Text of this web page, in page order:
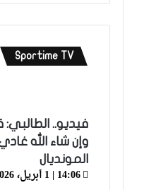
Sportime TV
فيديو.. الطالبي:
وإن شاء الله
المونديال
14:06 | 1 أبريل، 2026